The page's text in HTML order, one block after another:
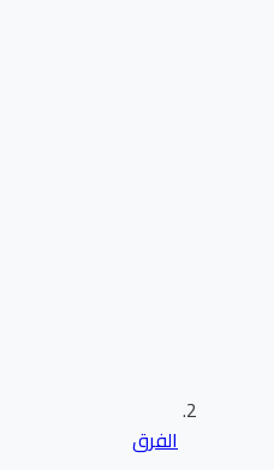
الفرق